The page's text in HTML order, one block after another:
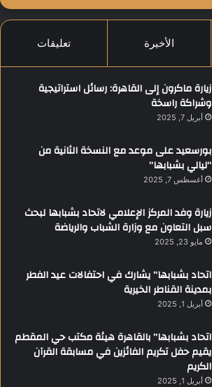
الأخيرة تعليقات
زيارة ماكرون إلى القاهرة: رسائل استراتيجية
وشراكة راسخة
أبريل 7, 2025
بورسعيد على موعد مع النسخة الثانية من
“ليالي بشبابها”
أغسطس 7, 2025
زيارة وفد المركز الإعلامي لاتحاد بشبابها لبحث
سبل التعاون مع وزارة الشباب والرياضة
مايو 23, 2025
اتحاد بشبابها” يشارك في احتفالات عيد الفطر
بمدينة القناطر الخيرية
أبريل 1, 2025
اتحاد بشبابها” بالقاهرة هيئة مكتب حي المقطم
يقيم حفل تكريم الفائزين في مسابقة القرآن
الكريم
أبريل 1, 2025